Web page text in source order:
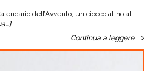
dell’Avvento, un cioccolatino al
Continua a leggere